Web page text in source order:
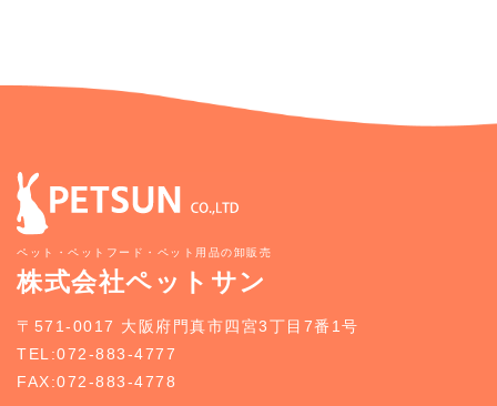
ペット・ペットフード・ペット用品の卸販売
株式会社ペットサン
〒571-0017 大阪府門真市四宮3丁目7番1号
TEL:072-883-4777
FAX:072-883-4778